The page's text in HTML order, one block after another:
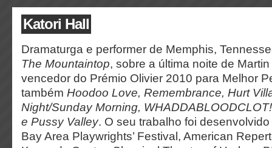
Katori Hall
Dramaturga e performer de Memphis,
The Mountaintop, sobre a última noite de
vencedor do Prémio Olivier 2010 para Melhor
também Hoodoo Love, Remembrance, Hurt
Night/Sunday Morning,
e Pussy Valley. O seu trabalho foi
Bay Area Playwrights’ Festival, American